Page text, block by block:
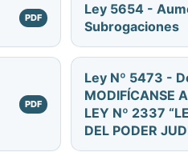
Ley 5654 -
Subrogaciones
Ley Nº 5473 -
MODIFÍCANSE
LEY Nº 2337
DEL PODER